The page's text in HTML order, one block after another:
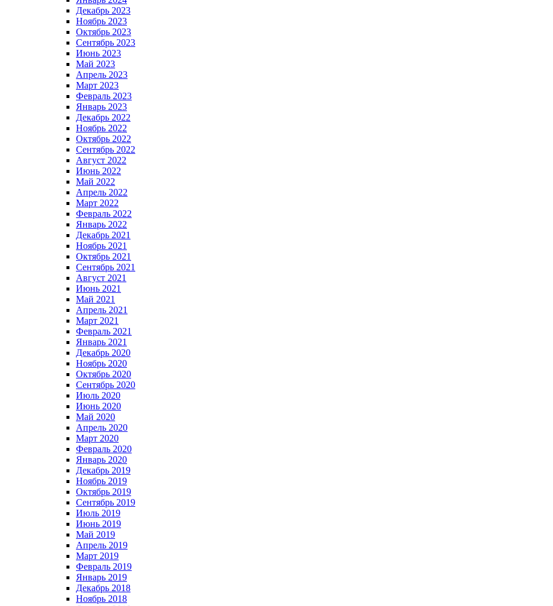
Декабрь 2023
Ноябрь 2023
Октябрь 2023
Сентябрь 2023
Июнь 2023
Май 2023
Апрель 2023
Март 2023
Февраль 2023
Январь 2023
Декабрь 2022
Ноябрь 2022
Октябрь 2022
Сентябрь 2022
Август 2022
Июнь 2022
Май 2022
Апрель 2022
Март 2022
Февраль 2022
Январь 2022
Декабрь 2021
Ноябрь 2021
Октябрь 2021
Сентябрь 2021
Август 2021
Июнь 2021
Май 2021
Апрель 2021
Март 2021
Февраль 2021
Январь 2021
Декабрь 2020
Ноябрь 2020
Октябрь 2020
Сентябрь 2020
Июль 2020
Июнь 2020
Май 2020
Апрель 2020
Март 2020
Февраль 2020
Январь 2020
Декабрь 2019
Ноябрь 2019
Октябрь 2019
Сентябрь 2019
Июль 2019
Июнь 2019
Май 2019
Апрель 2019
Март 2019
Февраль 2019
Январь 2019
Декабрь 2018
Ноябрь 2018